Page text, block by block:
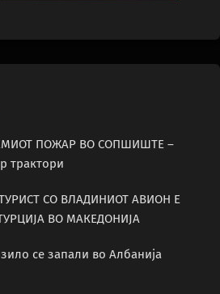
ПОЖАР ВО СОПШИШТЕ –
трактори
СО ВЛАДИНИОТ АВИОН Е
ВО МАКЕДОНИЈА
се запали во Албанија